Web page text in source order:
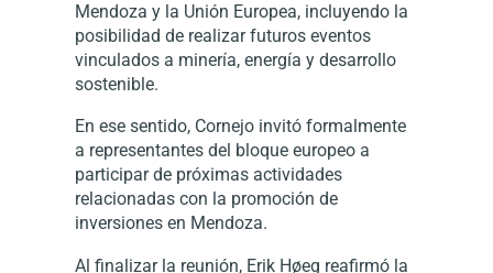
Mendoza y la Unión Europea, incluyendo la
posibilidad de realizar futuros eventos
vinculados a minería, energía y desarrollo
sostenible.
En ese sentido, Cornejo invitó formalmente
a representantes del bloque europeo a
participar de próximas actividades
relacionadas con la promoción de
inversiones en Mendoza.
Al finalizar la reunión, Erik Høeg reafirmó la